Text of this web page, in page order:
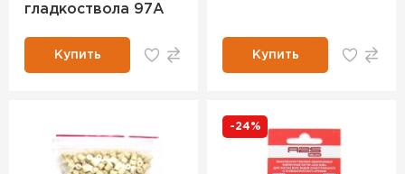
гладкоствола 97A
Купить Купить
-24%